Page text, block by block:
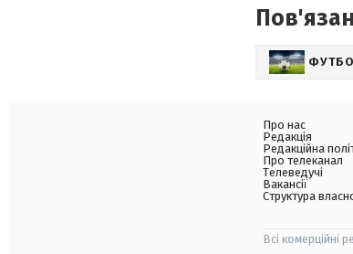
Про нас
Редакція
Редакційна
Про телеканал
Телеведучі
Вакансії
Структура
Всі комерційні